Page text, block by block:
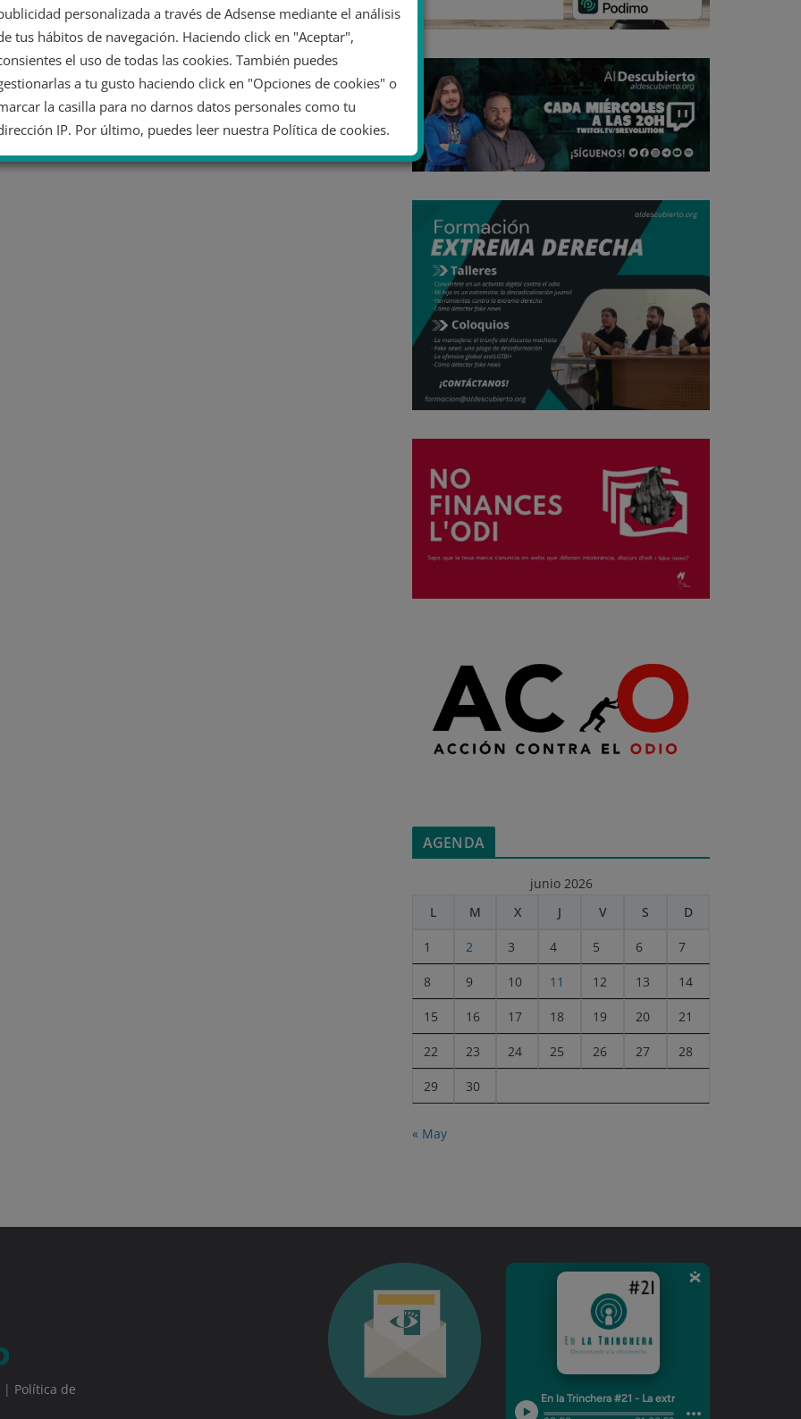
AGENDA
junio 2026
L
M X J V S D
1 2 3 4 5 6 7
8 9 10 11 12 13 14
15 16 17 18 19 20 21
22 23 24 25 26 27 28
29 30
« May
| Política de
personalizada a través de Adsense mediante el análisis
tus hábitos de navegación. Haciendo click en "Aceptar",
el uso de todas las cookies. También puedes
a tu gusto haciendo click en "Opciones de cookies" o
la casilla para no darnos datos personales como tu
IP. Por último, puedes leer nuestra Política de cookies.